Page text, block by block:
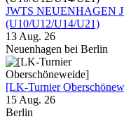
JWTS NEUENHAGEN
(U10/U12/U14/U21)
13 Aug. 26
Neuenhagen bei Berlin
[LK-Turnier
15 Aug. 26
Berlin